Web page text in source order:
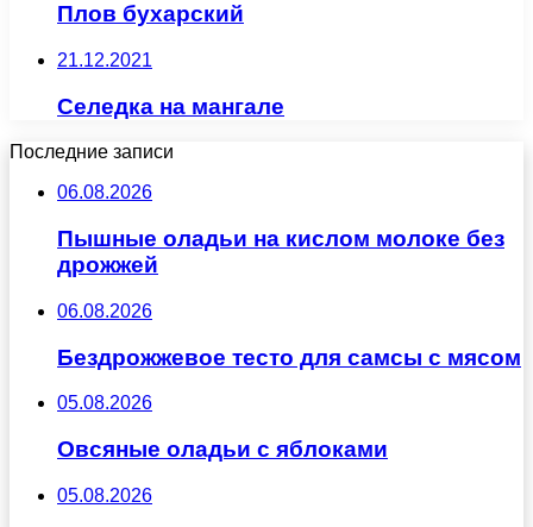
Плов бухарский
21.12.2021
Селедка на мангале
Последние записи
06.08.2026
Пышные оладьи на кислом молоке без
дрожжей
06.08.2026
Бездрожжевое тесто для самсы с мясом
05.08.2026
Овсяные оладьи с яблоками
05.08.2026